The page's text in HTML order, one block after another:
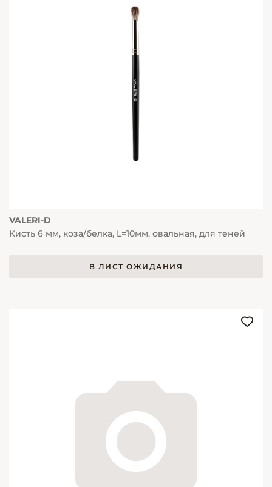
VALERI-D
Кисть 6 мм, коза/белка, L=10мм, овальная, для теней
В ЛИСТ ОЖИДАНИЯ